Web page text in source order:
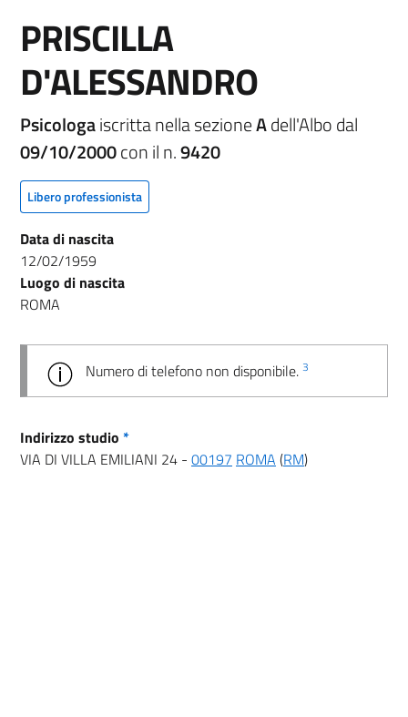
PRISCILLA
D'ALESSANDRO
Psicologaiscritta nella sezioneAdell'Albo dal
09/10/2000con il n.9420
Libero professionista
Data di nascita
12/02/1959
Luogo di nascita
ROMA
Numero di telefono non disponibile. 3
Indirizzo studio *
VIA DI VILLA EMILIANI 24 - 00197 ROMA (RM)